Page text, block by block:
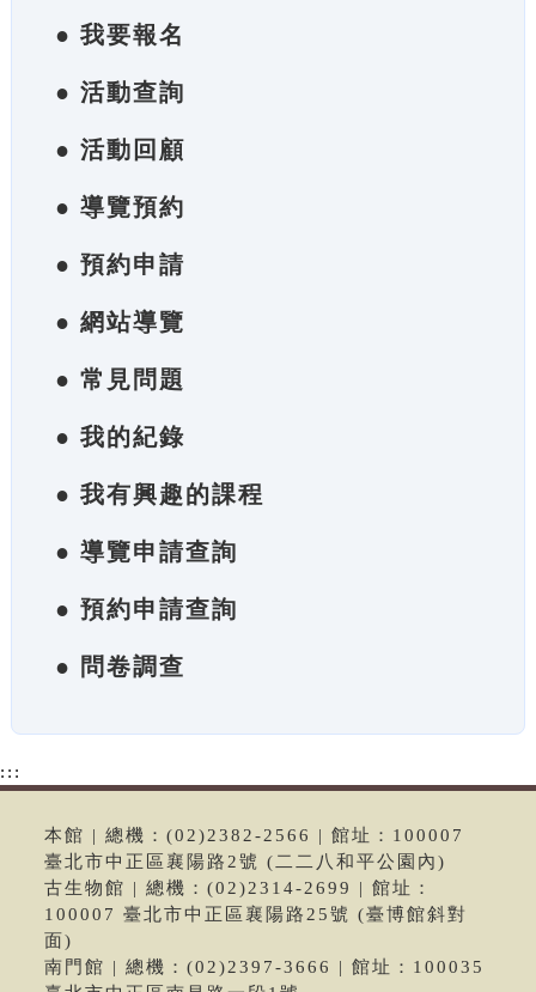
● 我要報名
● 活動查詢
● 活動回顧
● 導覽預約
● 預約申請
● 網站導覽
● 常見問題
● 我的紀錄
● 我有興趣的課程
● 導覽申請查詢
● 預約申請查詢
● 問卷調查
:::
本館 | 總機：(02)2382-2566 | 館址：100007
臺北市中正區襄陽路2號 (二二八和平公園內)
古生物館 | 總機：(02)2314-2699 | 館址：
100007 臺北市中正區襄陽路25號 (臺博館斜對
面)
南門館 | 總機：(02)2397-3666 | 館址：100035